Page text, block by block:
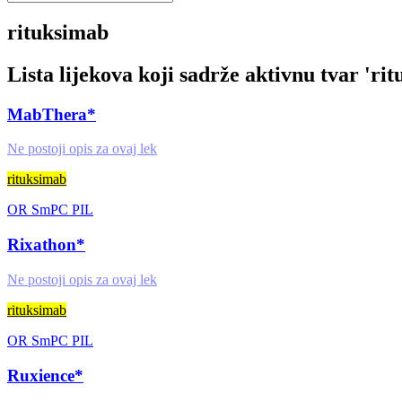
rituksimab
Lista lijekova koji sadrže aktivnu tvar '
MabThera*
Ne postoji opis za ovaj lek
rituksimab
OR SmPC PIL
Rixathon*
Ne postoji opis za ovaj lek
rituksimab
OR SmPC PIL
Ruxience*